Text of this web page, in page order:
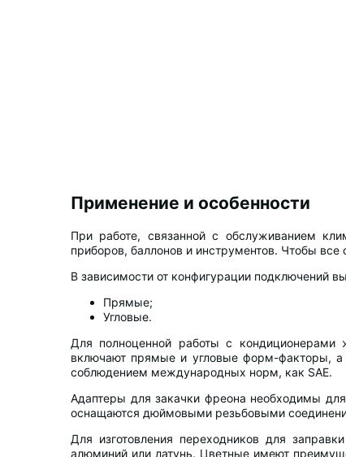
Применение и особенности
При работе, связанной с обслуживанием
приборов, баллонов и инструментов. Чтобы
В зависимости от конфигурации подключений
Прямые;
Угловые.
Для полноценной работы с кондиционерами
включают прямые и угловые форм-факторы, а
соблюдением международных норм, как SAE.
Адаптеры для закачки фреона необходимы
оснащаются дюймовыми резьбовыми
Для изготовления переходников для
алюминий или латунь. Цветные имеют